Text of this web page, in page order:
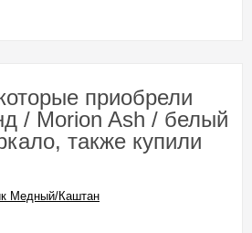
приобрели
/ Morion Ash / белый
также купили
Медный/Каштан